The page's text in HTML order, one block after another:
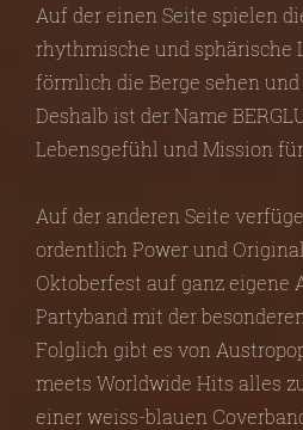
Auf der einen Seite spielen
rhythmische und sphärische
förmlich die Berge sehen und
Deshalb ist der Name
Lebensgefühl und Mission
Auf der anderen Seite
ordentlich Power und
Oktoberfest auf ganz eigene
Partyband mit der
Folglich gibt es von
meets Worldwide Hits alles
einer weiss-blauen